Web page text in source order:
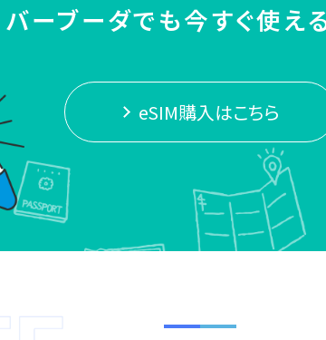
バーブーダでも今すぐ使
eSIM購入はこちら